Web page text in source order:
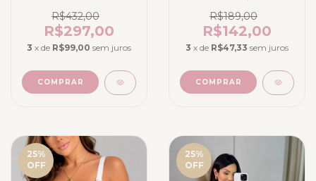
Calcinha Pós-Parto
Acinturada
R$432,00
R$297,00
3 x de R$99,00 sem juros
COMPRAR
R$189,00
R$142,00
3 x de R$47,33 sem juros
COMPRAR
25%
OFF
25%
OFF